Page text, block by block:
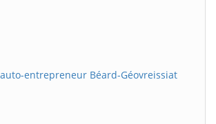
entrepreneur Béard-Géovreissiat